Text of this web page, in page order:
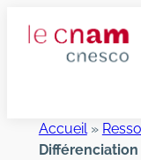
Accueil»